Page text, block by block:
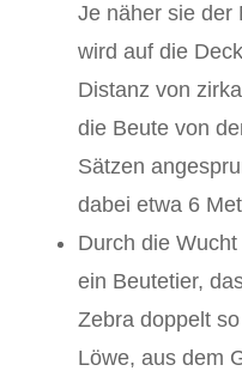
Je näher sie der
wird auf die
Distanz von
die Beute von
Sätzen
dabei etwa 6
Durch die
ein Beutetier,
Zebra doppelt
Löwe, aus dem